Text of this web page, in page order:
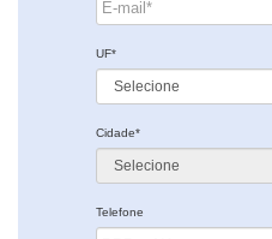
UF*
Cidade*
Telefone